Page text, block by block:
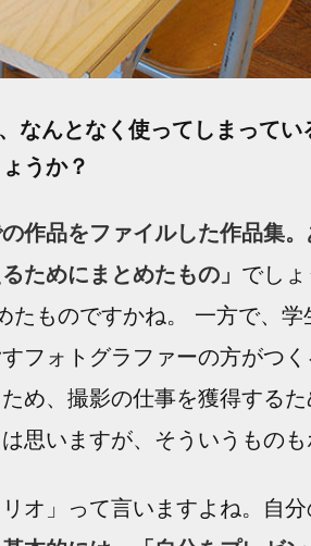
なんとなく使ってしまって
うか？
の作品をファイルした作品集
ためにまとめたもの」 でし
たものですかね。 一方で、
フォトグラファーの方がつ
め、撮影の仕事を獲得する
思いますが、そういうもの
オ」って言いますよね。自